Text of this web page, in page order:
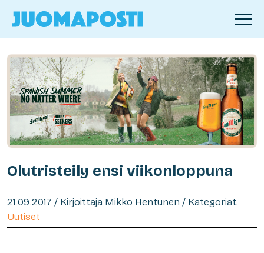
Olutristeily ensi viikonloppuna
21.09.2017 / Kirjoittaja Mikko Hentunen / Kategoriat:
Uutiset